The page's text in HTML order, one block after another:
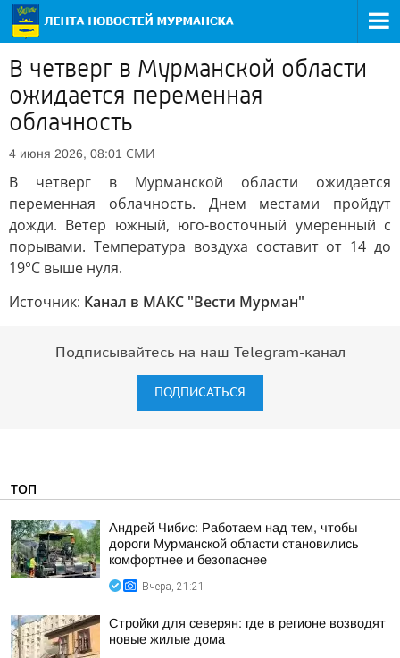
В четверг в Мурманской области
ожидается переменная
облачность
4 июня 2026, 08:01 СМИ
В четверг в Мурманской области ожидается
переменная облачность. Днем местами пройдут
дожди. Ветер южный, юго-восточный умеренный с
порывами. Температура воздуха составит от 14 до
19°C выше нуля.
Источник: Канал в МАКС "Вести Мурман"
Подписывайтесь на наш Telegram-канал
ПОДПИСАТЬСЯ
ТОП
Андрей Чибис: Работаем над тем, чтобы
дороги Мурманской области становились
комфортнее и безопаснее
Вчера, 21:21
Стройки для северян: где в регионе возводят
новые жилые дома